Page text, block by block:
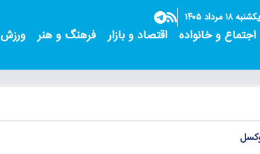
یکشنبه ۱۸ مرداد ۱۴۰۵
اجتماع و خانواده اقتصاد و بازار فرهنگ و هنر ورزش